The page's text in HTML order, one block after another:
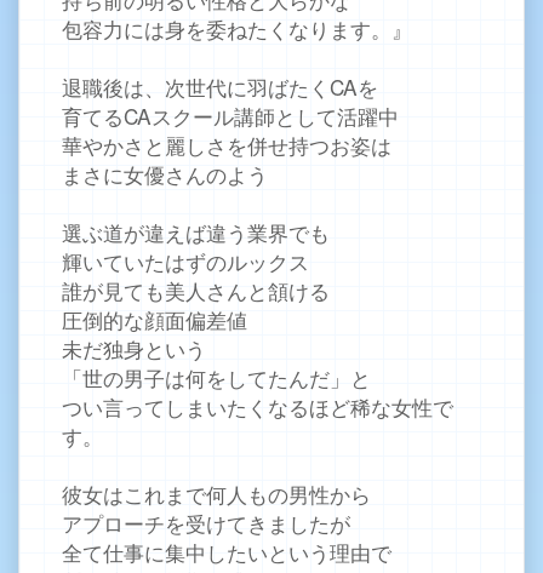
包容力には身を委ねたくなります。』
退職後は、次世代に羽ばたくCAを
育てるCAスクール講師として活躍中
華やかさと麗しさを併せ持つお姿は
まさに女優さんのよう
選ぶ道が違えば違う業界でも
輝いていたはずのルックス
誰が見ても美人さんと頷ける
圧倒的な顔面偏差値
未だ独身という
「世の男子は何をしてたんだ」と
つい言ってしまいたくなるほど稀な女性で
す。
彼女はこれまで何人もの男性から
アプローチを受けてきましたが
全て仕事に集中したいという理由で